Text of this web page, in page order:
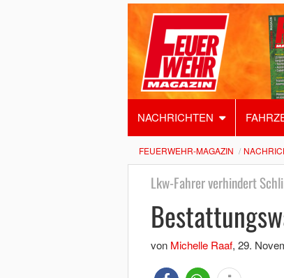
NACHRICHTEN
FEUERWEHR-MAGAZIN
Lkw-Fahrer verhindert
von Michelle Raaf, 29.